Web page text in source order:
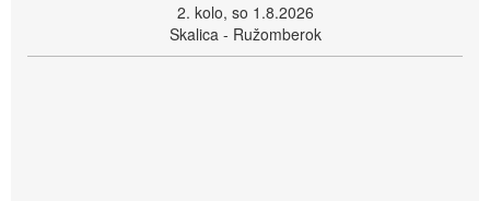
2. kolo, so 1.8.2026
Skalica - Ružomberok